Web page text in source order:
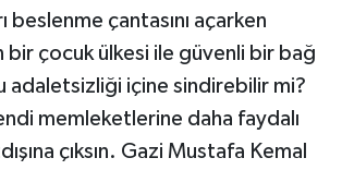
beslenme çantasını açarken
bir çocuk ülkesi ile güvenli bir bağ
adaletsizliği içine sindirebilir mi?
memleketlerine daha faydalı
çıksın. Gazi Mustafa Kemal